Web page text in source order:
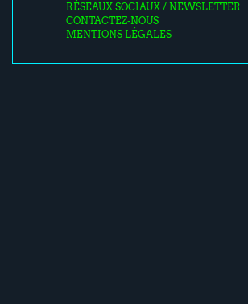
RÉSEAUX SOCIAUX / NEWSLETTER
CONTACTEZ-NOUS
MENTIONS LÉGALES